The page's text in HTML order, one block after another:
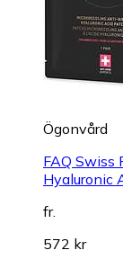
Ögonvård
FAQ Swiss
Hyaluronic
fr.
572 kr